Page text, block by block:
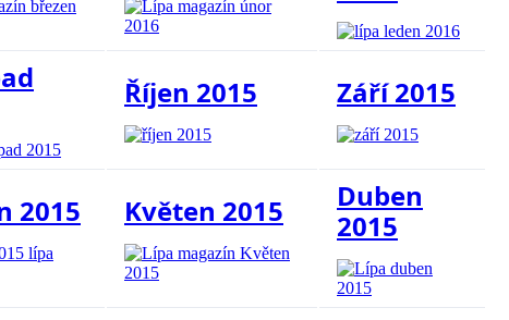
Říjen 2015 Září 2015
2015 Květen 2015
Duben
2015